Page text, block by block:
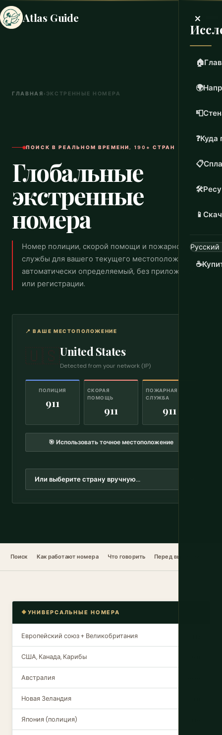
Atlas Guide ×
🏠
🌍
📮
❓Куда
📋
🛠️
📱
☕
ГЛАВНАЯ › ЭКСТРЕННЫЕ НОМЕРА
ПОИСК В РЕАЛЬНОМ ВРЕМЕНИ, 190+ СТРАН
Глобальные
экстренные
номера
Номер полиции, скорой помощи и пожарной
службы для вашего текущего местоположения,
автоматически определяемый, без приложения
или регистрации.
📍 ВАШЕ МЕСТОПОЛОЖЕНИЕ
United States
Detected from your network (IP)
ПОЛИЦИЯ
911
СКОРАЯ
ПОМОЩЬ
911
ПОЖАРНАЯ
СЛУЖБА
911
🎯 Использовать точное местоположение
Поиск Как работают номера Что говорить Перед вылетом
УНИВЕРСАЛЬНЫЕ НОМЕРА
Европейский союз + Великобритания
США, Канада, Карибы
Австралия
Новая Зеландия
Япония (полиция)